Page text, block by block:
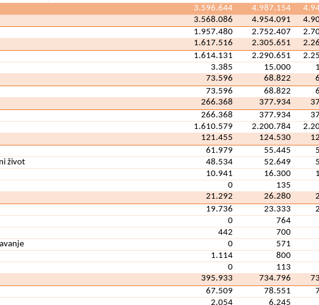
3.596.644 4.987.154
3.568.086 4.954.091
1.957.480 2.752.407
1.617.516 2.305.651
1.614.131 2.290.651
3.385 15.000
73.596 68.822
73.596 68.822
266.368 377.934
266.368 377.934
1.610.579 2.200.784
121.455 124.530
61.979 55.445
život
48.534 52.649
10.941 16.300
0 135
21.292 26.280
19.736 23.333
0 764
442 700
0 571
1.114 800
0 113
395.933 734.796
67.509 78.551
2.054 6.245